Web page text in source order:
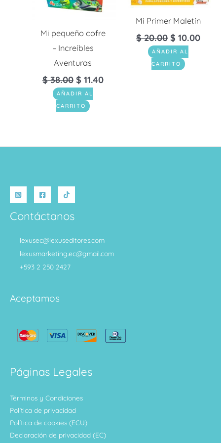
Mi pequeño cofre
– Increíbles
Aventuras
$38.00 $ 11.40
AÑADIR AL
CARRITO
Mi Primer Maletín
$20.00 $ 10.00
AÑADIR AL
CARRITO
Contáctanos
lexusec@lexuseditores.com
lexusmarketing.ec@gmail.com
+593 2 250 2427
Aceptamos
Páginas Legales
Términos y Condiciones
Política de privacidad
Política de cookies (ECU)
Declaración de privacidad (EC)